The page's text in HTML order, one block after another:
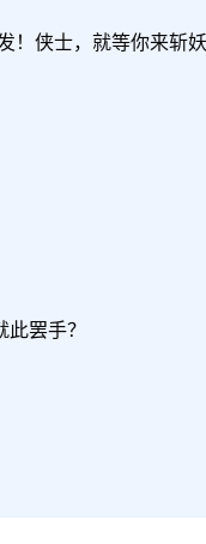
侠士，就等你来斩妖
罢手？